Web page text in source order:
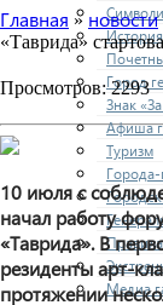
Город
Знак
Афиша
Туризм
Медиа
Главная » новости
«Таврида»
Просмотров: 2293
10 июля с
начал работу
«Таврида». В
резиденты арт-
протяжении